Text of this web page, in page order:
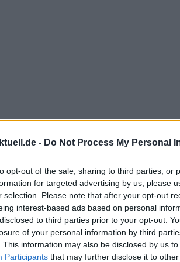
- Do Not Process My Personal
opt-out of the sale, sharing to third parties, or
for targeted advertising by us, please
selection. Please note that after your opt-out
interest-based ads based on personal
to third parties prior to your opt-out.
of your personal information by third
This information may also be disclosed by us
Participants that may further disclose it to other
sind jedoch gering,
um die Gesamtwertung bei
es wird mit einem Knall
Schwierigkeit